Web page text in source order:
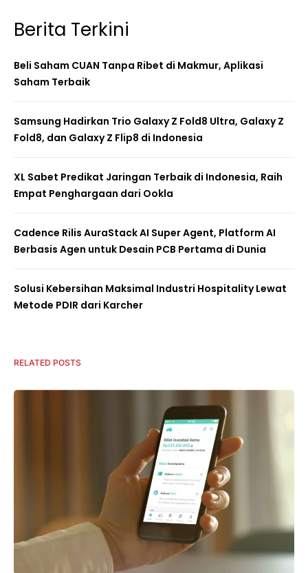
Berita Terkini
Beli Saham CUAN Tanpa Ribet di Makmur, Aplikasi
Saham Terbaik
Samsung Hadirkan Trio Galaxy Z Fold8 Ultra, Galaxy Z
Fold8, dan Galaxy Z Flip8 di Indonesia
XL Sabet Predikat Jaringan Terbaik di Indonesia, Raih
Empat Penghargaan dari Ookla
Cadence Rilis AuraStack AI Super Agent, Platform AI
Berbasis Agen untuk Desain PCB Pertama di Dunia
Solusi Kebersihan Maksimal Industri Hospitality Lewat
Metode PDIR dari Karcher
RELATED POSTS